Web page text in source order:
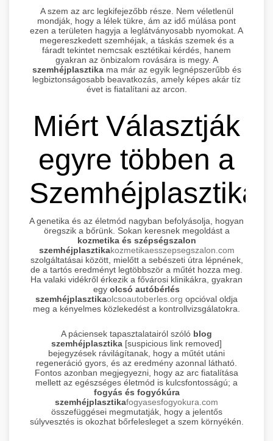
A szem az arc legkifejezőbb része. Nem véletlenül
mondják, hogy a lélek tükre, ám az idő múlása pont
ezen a területen hagyja a leglátványosabb nyomokat. A
megereszkedett szemhéjak, a táskás szemek és a
fáradt tekintet nemcsak esztétikai kérdés, hanem
gyakran az önbizalom rovására is megy. A
szemhéjplasztikama már az egyik legnépszerűbb és
legbiztonságosabb beavatkozás, amely képes akár tíz
évet is fiatalítani az arcon.
Miért Választják
egyre többen a
A genetika és az életmód nagyban befolyásolja, hogyan
öregszik a bőrünk. Sokan keresnek megoldást a
kozmetika és szépségszalon
szemhéjplasztikakozmetikaesszepsegszalon.com
szolgáltatásai között, mielőtt a sebészeti útra lépnének,
de a tartós eredményt legtöbbször a műtét hozza meg.
Ha valaki vidékről érkezik a fővárosi klinikákra, gyakran
egy olcsó autóbérlés
szemhéjplasztikaolcsoautoberles.org opcióval oldja
meg a kényelmes közlekedést a kontrollvizsgálatokra.
A páciensek tapasztalatairól szóló blog
szemhéjplasztika [suspicious link removed]
bejegyzések rávilágítanak, hogy a műtét utáni
regeneráció gyors, és az eredmény azonnal látható.
Fontos azonban megjegyezni, hogy az arc fiatalítása
mellett az egészséges életmód is kulcsfontosságú; a
fogyás és fogyókúra
szemhéjplasztikafogyasesfogyokura.com
összefüggései megmutatják, hogy a jelentős
súlyvesztés is okozhat bőrfelesleget a szem környékén.